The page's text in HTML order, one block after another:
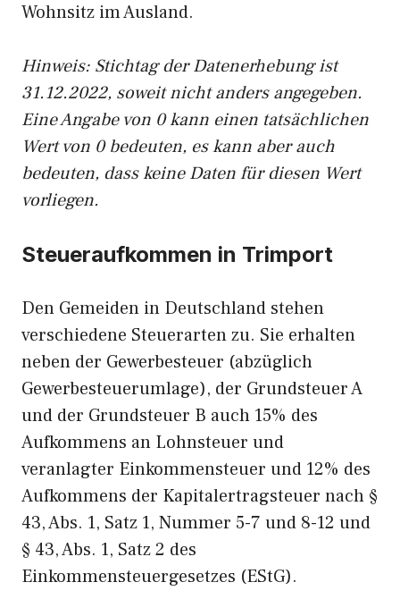
Wohnsitz im Ausland.
Hinweis: Stichtag der Datenerhebung ist
31.12.2022, soweit nicht anders angegeben.
Eine Angabe von 0 kann einen tatsächlichen
Wert von 0 bedeuten, es kann aber auch
bedeuten, dass keine Daten für diesen Wert
vorliegen.
Steueraufkommen in Trimport
Den Gemeiden in Deutschland stehen
verschiedene Steuerarten zu. Sie erhalten
neben der Gewerbesteuer (abzüglich
Gewerbesteuerumlage), der Grundsteuer A
und der Grundsteuer B auch 15% des
Aufkommens an Lohnsteuer und
veranlagter Einkommensteuer und 12% des
Aufkommens der Kapitalertragsteuer nach §
43, Abs. 1, Satz 1, Nummer 5-7 und 8-12 und
§ 43, Abs. 1, Satz 2 des
Einkommensteuergesetzes (EStG).